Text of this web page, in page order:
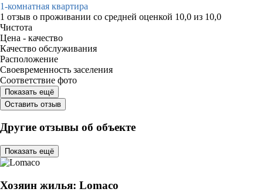
1-комнатная квартира
1 отзыв о проживании со средней оценкой 10,0 из 10,0
Чистота
Цена - качество
Качество обслуживания
Расположение
Своевременность заселения
Соответствие фото
Показать ещё
Оставить отзыв
Другие отзывы об объекте
Показать ещё
Хозяин жилья: Lomaco